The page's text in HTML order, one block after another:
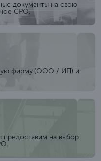
документы на свою
СРО.
фирму (ООО / ИП) и
предоставим на выбор